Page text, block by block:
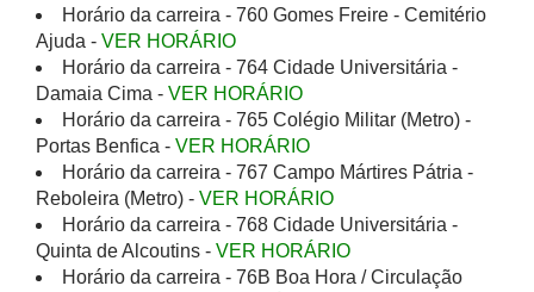
Horário da carreira - 760 Gomes Freire - Cemitério
Ajuda - VER HORÁRIO
Horário da carreira - 764 Cidade Universitária -
Damaia Cima - VER HORÁRIO
Horário da carreira - 765 Colégio Militar (Metro) -
Portas Benfica - VER HORÁRIO
Horário da carreira - 767 Campo Mártires Pátria -
Reboleira (Metro) - VER HORÁRIO
Horário da carreira - 768 Cidade Universitária -
Quinta de Alcoutins - VER HORÁRIO
Horário da carreira - 76B Boa Hora / Circulação